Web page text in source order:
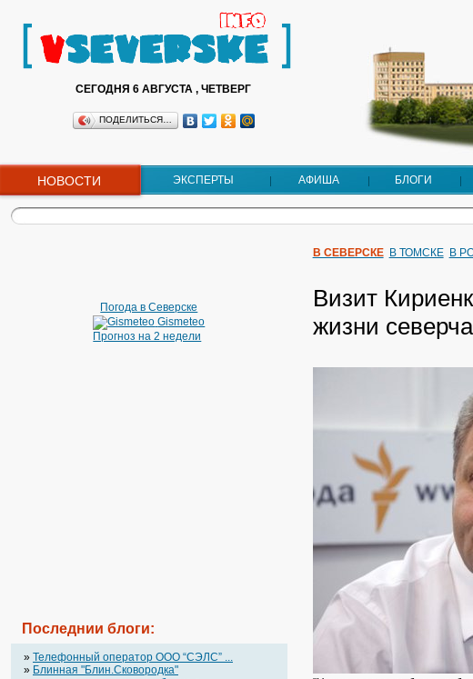
СЕГОДНЯ 6 АВГУСТА , ЧЕТВЕРГ
ПОДЕЛИТЬСЯ…
НОВОСТИ ЭКСПЕРТЫ АФИША БЛОГИ
Погода в Северске
Gismeteo
Прогноз на 2 недели
Последнии блоги:
» Телефонный оператор OOO “СЭЛС” ...
» Блинная "Блин.Сковородка"
В СЕВЕРСКЕ В ТОМСКЕ В
Визит
жизни